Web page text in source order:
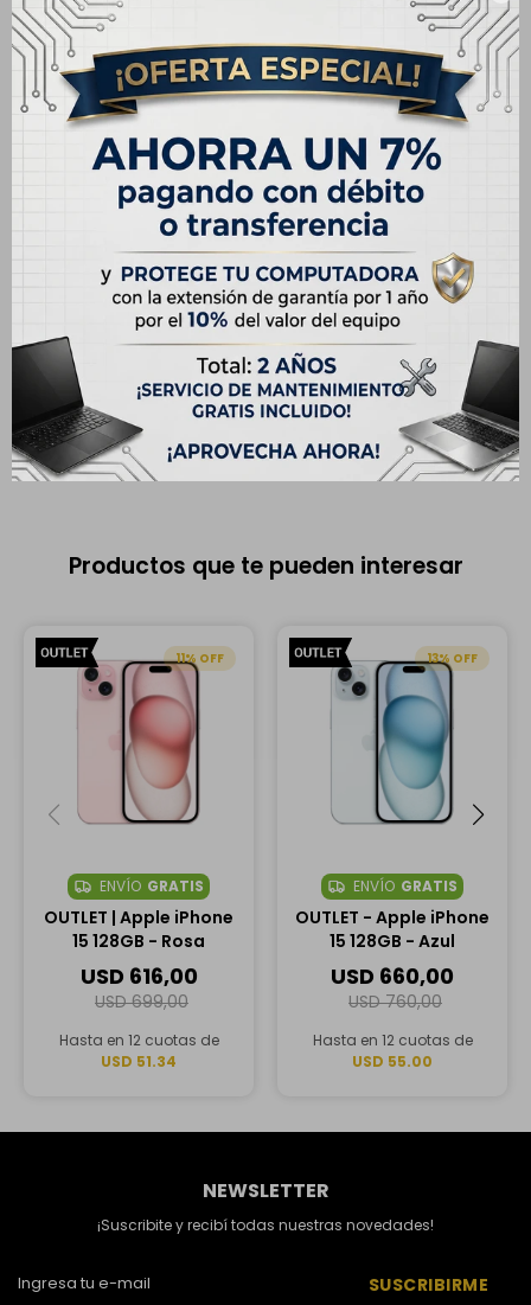
Envíos
Cambios y Devoluciones
Medios de pago
DescripciónEspecificaciones
El equipo puede tener cambios de componentes y cuenta con6
meses de garantía. Presenta detalles estéticos que no afectan
su funcionamiento. Puede venir sin su empaque original.
Productos que te pueden interesar
11
ENVÍO GRATIS
OUTLET | Apple iPhone
15 128GB - Rosa
USD 616,00
USD 699,00
Hasta en 12 cuotas de
USD 51.34
13
ENVÍO GRATIS
OUTLET - Apple iPhone
15 128GB - Azul
USD 660,00
USD 760,00
Hasta en 12 cuotas de
USD 55.00
NEWSLETTER
¡Suscribite y recibí todas nuestras novedades!
SUSCRIBIRME